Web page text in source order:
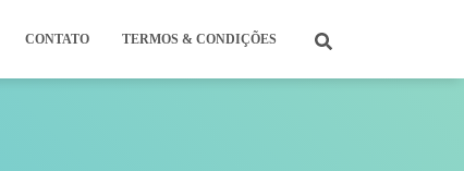
CONTATO TERMOS & CONDIÇÕES